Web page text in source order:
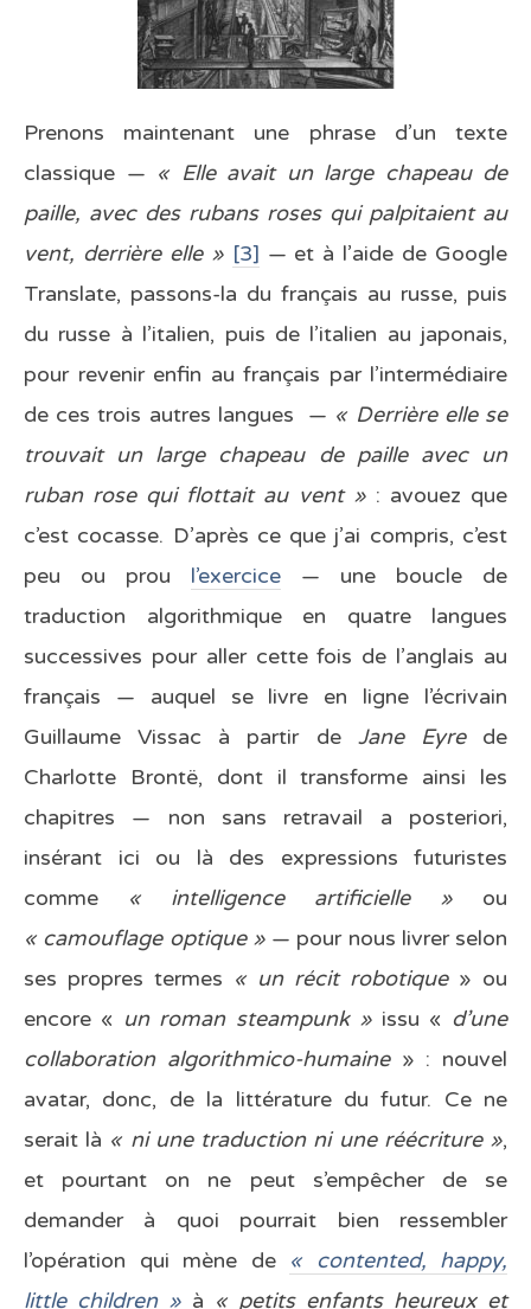
Prenons maintenant une phrase d’un texte
classique — « Elle avait un large chapeau de
paille, avec des rubans roses qui palpitaient au
vent, derrière elle » [3] — et à l’aide de Google
Translate, passons-la du français au russe, puis
du russe à l’italien, puis de l’italien au japonais,
pour revenir enfin au français par l’intermédiaire
de ces trois autres langues — « Derrière elle se
trouvait un large chapeau de paille avec un
ruban rose qui flottait au vent » : avouez que
c’est cocasse. D’après ce que j’ai compris, c’est
peu ou prou l’exercice — une boucle de
traduction algorithmique en quatre langues
successives pour aller cette fois de l’anglais au
français — auquel se livre en ligne l’écrivain
Guillaume Vissac à partir de Jane Eyre de
Charlotte Brontë, dont il transforme ainsi les
chapitres — non sans retravail a posteriori,
insérant ici ou là des expressions futuristes
comme « intelligence artificielle » ou
« camouflage optique »— pour nous livrer selon
ses propres termes « un récit robotique» ou
encore « un roman steampunk »issu « d’une
collaboration algorithmico-humaine» : nouvel
avatar, donc, de la littérature du futur. Ce ne
serait là « ni une traduction ni une réécriture »,
et pourtant on ne peut s’empêcher de se
demander à quoi pourrait bien ressembler
l’opération qui mène de « contented, happy,
little children » à « petits enfants heureux et